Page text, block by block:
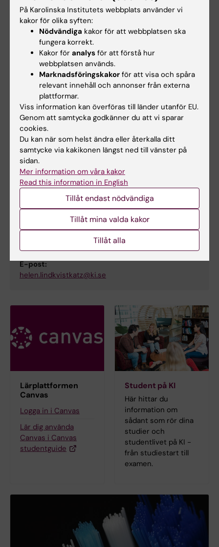
Kontaktuppgifter
Emelie Boberg
Kursansvarig/examinator
E-post:
emelie.boberg@ki.se
Suzanne Katarina Almborg
Utbildningsadministratör
Telefon:
+46852488291
E-post:
suzanne.almborg@ki.se
Helen Lindkvist-Katz
Studievägledare
+46852488104
E-post:
helen.lindkvistkatz@ki.se
Lärplattformen
Canvas
Logga in i Canvas
Lär dig använda
Canvas i Canvas
studentguide
Student på KI
Här hittar du
information om
sådant som rör dina
studier och
studentlivet på KI -
från studiestart till
examen.
På Karolinska Institutets webbplats använder vi
kakor för olika syften:
Nödvändiga kakor för att webbplatsen ska
fungera korrekt.
Kakor för analys för att förstå hur
webbplatsen används.
Marknadsföringskakor för att visa och spåra
relevant innehåll och annonser från externa
plattformar.
Viss information kan överföras till länder utanför EU.
Genom att samtycka godkänner du att vi sparar
cookies.
Du kan när som helst ändra eller återkalla ditt
samtycke via kakikonen längst ned till vänster på
sidan.
Mer information om våra kakor
Read this information in English
Tillåt endast nödvändiga
Tillåt mina valda kakor
Tillåt alla